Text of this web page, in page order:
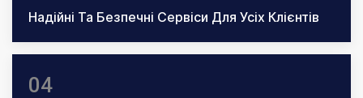
Надійні Та Безпечні Сервіси Для Усіх Клієнтів
04